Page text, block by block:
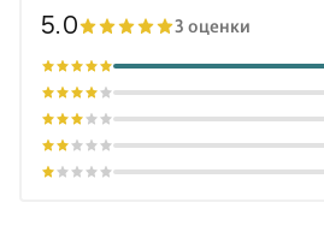
5.0 3 оценки